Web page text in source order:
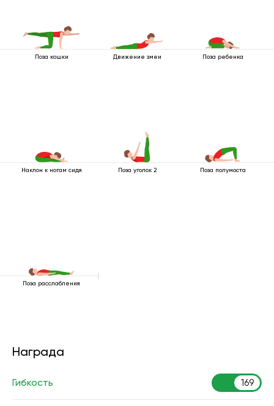
Поза кошки Движение змеи Поза ребенка
Наклон к ногам сидя Поза уголок 2 Поза полумоста
Поза расслабления
Награда
Гибкость 169